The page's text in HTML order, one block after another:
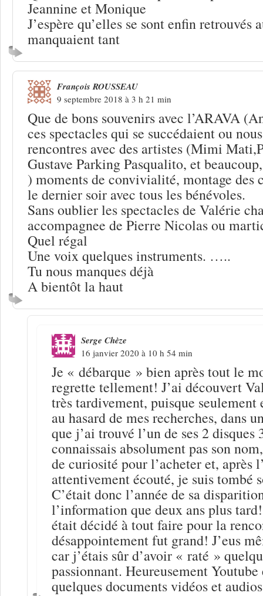
Jeannine et Monique
J’espère qu’elles se sont enfin retrouvés
manquaient tant
François ROUSSEAU
9 septembre 2018 à 3 h 21 min
Que de bons souvenirs avec l’ARAVA
ces spectacles qui se succédaient ou
rencontres avec des artistes (Mimi
Gustave Parking Pasqualito, et
) moments de convivialité, montage des
le dernier soir avec tous les bénévoles.
Sans oublier les spectacles de Valérie
accompagnee de Pierre Nicolas ou
Quel régal
Une voix quelques instruments. …..
Tu nous manques déjà
A bientôt la haut
Serge Chèze
16 janvier 2020 à 10 h 54 min
Je « débarque » bien après tout le
regrette tellement! J’ai découvert
très tardivement, puisque
au hasard de mes recherches, dans
que j’ai trouvé l’un de ses 2 disques
connaissais absolument pas son
de curiosité pour l’acheter et, après
attentivement écouté, je suis tombé
C’était donc l’année de sa
l’information que deux ans plus
était décidé à tout faire pour la
désappointement fut grand! J’eus
car j’étais sûr d’avoir « raté »
passionnant. Heureusement Youtube
quelques documents vidéos et audios